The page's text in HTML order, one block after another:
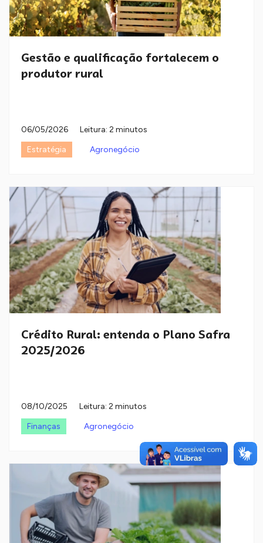
Gestão e qualificação fortalecem o
produtor rural
06/05/2026
Leitura: 2 minutos
Estratégia
Agronegócio
Crédito Rural: entenda o Plano Safra
2025/2026
08/10/2025
Leitura: 2 minutos
Finanças
Agronegócio